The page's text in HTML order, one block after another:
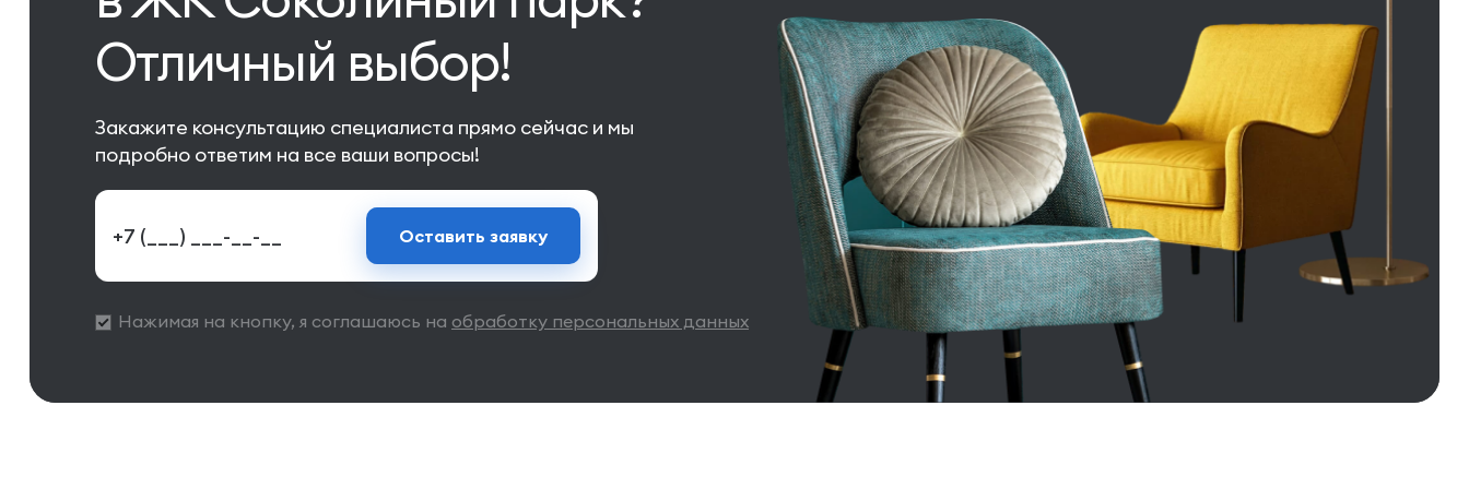
Отличный выбор!
Закажите консультацию специалиста прямо сейчас и мы
подробно ответим на все ваши вопросы!
Оставить заявку
Нажимая на кнопку, я соглашаюсь на обработку персональных данных